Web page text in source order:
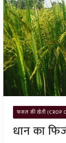
फसल की खेती (CROP
धान का